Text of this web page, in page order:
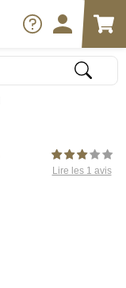
Lire les 1 avis